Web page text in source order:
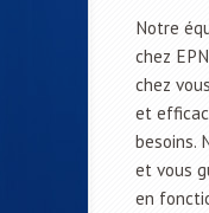
Notre
chez
chez
et
besoins.
et vous
en